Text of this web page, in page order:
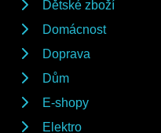
Dětské zboží
Domácnost
Doprava
Dům
E-shopy
Elektro